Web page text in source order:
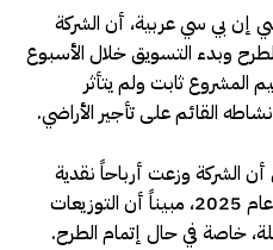
إن بي سي عربية، أن الشركة
وبدء التسويق خلال الأسبوع
المشروع ثابت ولم يتأثر
القائم على تأجير الأراضي.
أن الشركة وزعت أرباحاً نقدية
بنسبة 25% من رأس المال عن عام 2025، مبيناً أن التوزيعات
خاصة في حال إتمام الطرح.